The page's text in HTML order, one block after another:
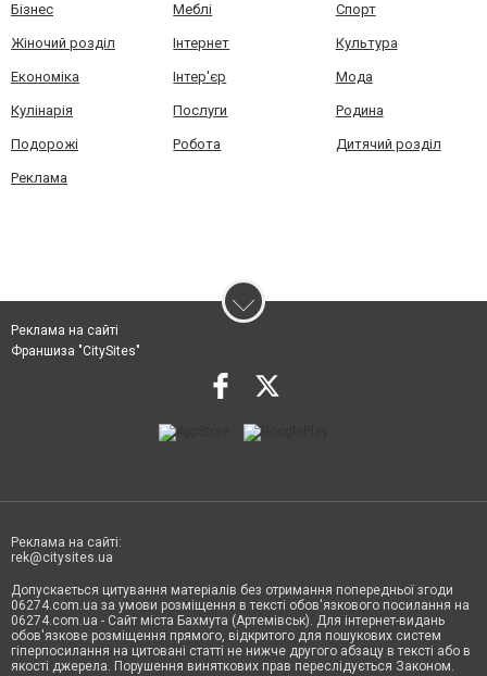
Бізнес Меблі Спорт
Жіночий розділ Інтернет Культура
Економіка Інтер'єр Мода
Кулінарія Послуги Родина
Подорожі Робота Дитячий розділ
Реклама
Реклама на сайті
Франшиза "CitySites"
Реклама на сайті:
rek@citysites.ua
Допускається цитування матеріалів без отримання попередньої згоди
06274.com.ua за умови розміщення в тексті обов'язкового посилання на
06274.com.ua - Сайт міста Бахмута (Артемівськ). Для інтернет-видань
обов'язкове розміщення прямого, відкритого для пошукових систем
гіперпосилання на цитовані статті не нижче другого абзацу в тексті або в
якості джерела. Порушення виняткових прав переслідується Законом.